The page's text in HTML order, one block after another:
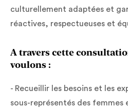
culturellement adaptées et
réactives, respectueuses et
A travers cette
voulons :
- Recueillir les besoins et les
sous-représentés des femmes